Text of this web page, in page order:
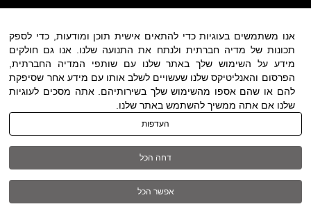
תנאי שימוש הצהרת נגישות
| כל
הזכויות שמורות ל DWO ©
אנו משתמשים בעוגיות כדי להתאים אישית תוכן ומודעות, כדי לספק
תכונות של מדיה חברתית ולנתח את התנועה שלנו. אנו גם חולקים
מידע על השימוש שלך באתר שלנו עם שותפי המדיה החברתית,
הפרסום והאנליטיקס שלנו שעשויים לשלב אותו עם מידע אחר שסיפקת
להם או שהם אספו מהשימוש שלך בשירותיהם. אתה מסכים לעוגיות
שלנו אם אתה ממשיך להשתמש באתר שלנו.
העדפות
דחה הכל
אפשר הכל